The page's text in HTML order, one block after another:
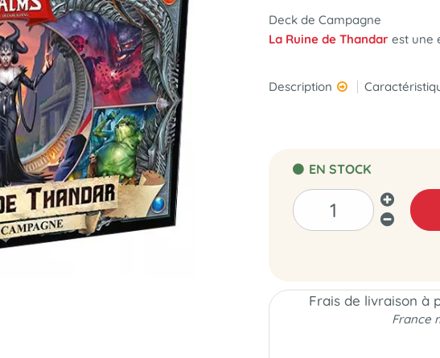
Deck de Campagne
La Ruine de Thandar est une
Description
EN STOCK
Frais de livraison à
France